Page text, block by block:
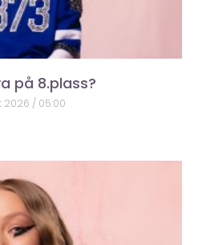
på 8.plass?
2026 05:00